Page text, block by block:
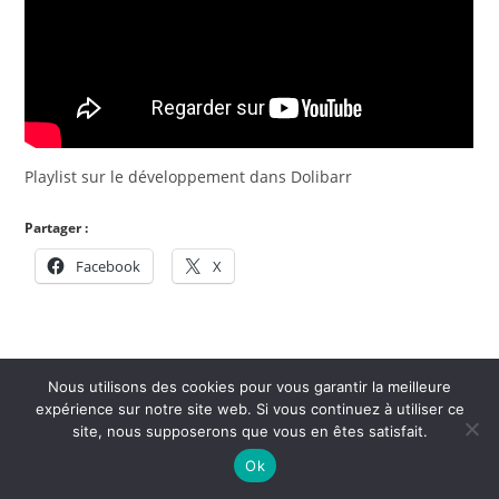
Playlist sur le développement dans Dolibarr
Partager :
Facebook X
Copyright Patas-monkey 2021 - OceanWP Theme by Nick
Nous utilisons des cookies pour vous garantir la meilleure
expérience sur notre site web. Si vous continuez à utiliser ce
site, nous supposerons que vous en êtes satisfait.
Ok